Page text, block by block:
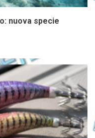
nuova specie